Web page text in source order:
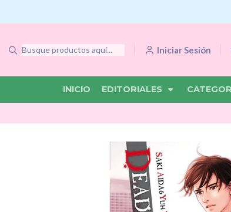
Iniciar Sesión
INICIO EDITORIALES